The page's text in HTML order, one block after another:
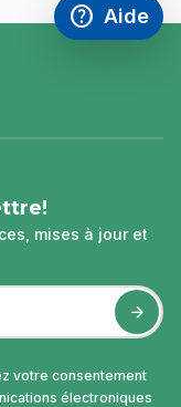
help
Accéder à
Aide
,Ce lien
mises à jour et
votre consentement
électroniques